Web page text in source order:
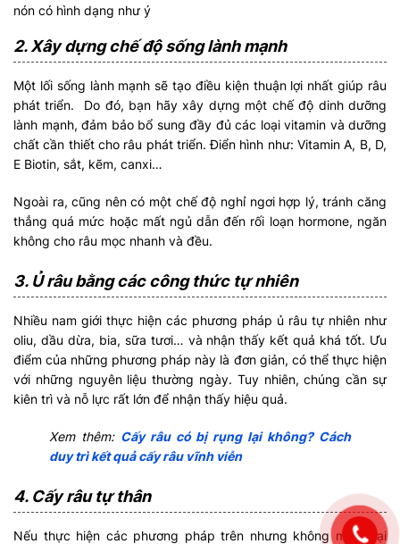
nón có hình dạng như ý
2. Xây dựng chế độ sống lành mạnh
Một lối sống lành mạnh sẽ tạo điều kiện thuận lợi nhất giúp râu
phát triển. Do đó, bạn hãy xây dựng một chế độ dinh dưỡng
lành mạnh, đảm bảo bổ sung đầy đủ các loại vitamin và dưỡng
chất cần thiết cho râu phát triển. Điển hình như: Vitamin A, B, D,
E Biotin, sắt, kẽm, canxi…
Ngoài ra, cũng nên có một chế độ nghỉ ngơi hợp lý, tránh căng
thẳng quá mức hoặc mất ngủ dẫn đến rối loạn hormone, ngăn
không cho râu mọc nhanh và đều.
3. Ủ râu bằng các công thức tự nhiên
Nhiều nam giới thực hiện các phương pháp ủ râu tự nhiên như
oliu, dầu dừa, bia, sữa tươi… và nhận thấy kết quả khá tốt. Ưu
điểm của những phương pháp này là đơn giản, có thể thực hiện
với những nguyên liệu thường ngày. Tuy nhiên, chúng cần sự
kiên trì và nỗ lực rất lớn để nhận thấy hiệu quả.
Xem thêm: Cấy râu có bị rụng lại không? Cách
duy trì kết quả cấy râu vĩnh viễn
4. Cấy râu tự thân
Nếu thực hiện các phương pháp trên nhưng không mang lại